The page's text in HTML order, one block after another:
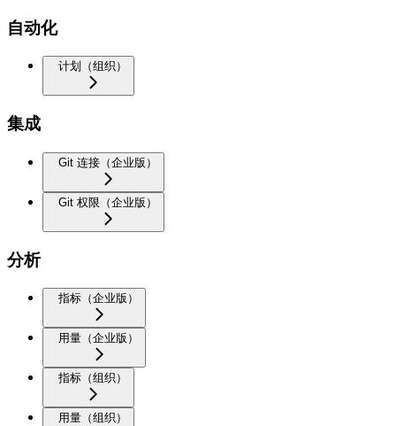
自动化
计划（组织）
集成
Git 连接（企业版）
Git 权限（企业版）
分析
指标（企业版）
用量（企业版）
指标（组织）
用量（组织）